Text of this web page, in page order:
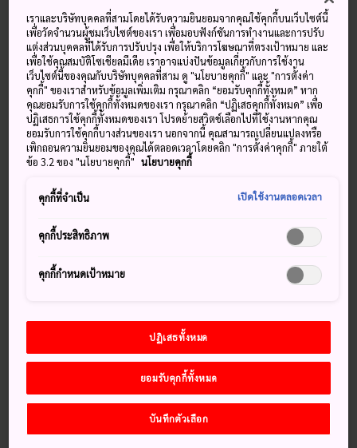
าและนาโกย่า และยังมีการเชื่อมต่อที่ง่ายดายสำหรับเที่ยวบินที่
เดินทางไปยังสนามบินนานาชาติคันไซ จากโตเกียว คุณสามารถ
เดินทางไปยังพื้นที่นี้ผ่านนาโกย่าโดยทางรถไฟ หรือบินไปยัง
สนามบินนันคิ ชิระฮะมะซึ่งใช้เวลาเพียงหนึ่งชั่วโมงกว่า
แสดงรายละเอียดเพิ่มเติม
พลาดไม่ได้
บรรยากาศที่สงบ เต็มไปด้วยจิตวิญญาณในบริเวณวัด
โบราณโคยะซัง
ปราสาทวากายะมะซึ่งตั้งอยู่บนยอดภูเขา
เดินตามเส้นทางแสวงบุญคุมะโนะโคโดโบราณผ่าน
ป่าที่หนาแน่นและเต็มไปด้วยหมอก"
เราและบริษัทบุคคลที่สามโดยได้รับความยินยอมจากคุณใช้คุกกี้บนเว็บไซต์นี้
เพื่อวัดจำนวนผู้ชมเว็บไซต์ของเรา เพื่อมอบฟังก์ชันการทำงานและการปรับ
แต่งส่วนบุคคลที่ได้รับการปรับปรุง เพื่อให้บริการโฆษณาที่ตรงเป้าหมาย และ
เพื่อใช้คุณสมบัติโซเชียลมีเดีย เราอาจแบ่งปันข้อมูลเกี่ยวกับการใช้งาน
เว็บไซต์นี้ของคุณกับบริษัทบุคคลที่สาม ดู "นโยบายคุกกี้" และ "การตั้งค่า
คุกกี้" ของเราสำหรับข้อมูลเพิ่มเติม กรุณาคลิก “ยอมรับคุกกี้ทั้งหมด” หาก
คุณยอมรับการใช้คุกกี้ทั้งหมดของเรา กรุณาคลิก “ปฏิเสธคุกกี้ทั้งหมด” เพื่อ
ปฏิเสธการใช้คุกกี้ทั้งหมดของเรา โปรดย้ายสวิตช์เลือกไปที่ใช้งานหากคุณ
ยอมรับการใช้คุกกี้บางส่วนของเรา นอกจากนี้ คุณสามารถเปลี่ยนแปลงหรือ
เพิกถอนความยินยอมของคุณได้ตลอดเวลาโดยคลิก "การตั้งค่าคุกกี้" ภายใต้
ข้อ 3.2 ของ "นโยบายคุกกี้" นโยบายคุกกี้
คุกกี้ที่จำเป็น เปิดใช้งานตลอดเวลา
คุกกี้ประสิทธิภาพ
คุกกี้กำหนดเป้าหมาย
ปฏิเสธทั้งหมด
ยอมรับคุกกี้ทั้งหมด
บันทึกตัวเลือก